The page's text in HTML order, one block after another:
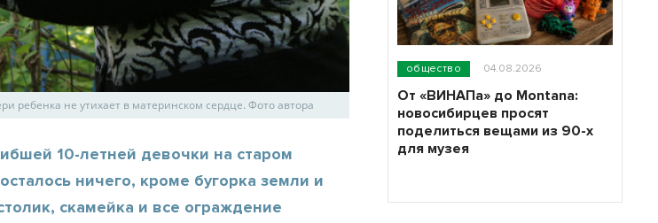
ребенка не утихает в материнском сердце. Фото автора
10-летней девочки на старом
ничего, кроме бугорка земли и
скамейка и все ограждение
общество 04.08.2026
От «ВИНАПа» до Montana:
новосибирцев просят
поделиться вещами из 90-х
для музея